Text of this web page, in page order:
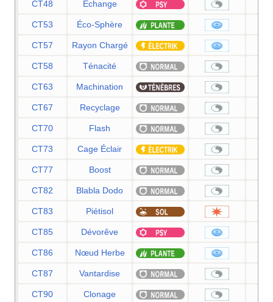
CT48 Échange
CT53 Éco-Sphère
CT57 Rayon Chargé
CT58 Ténacité
CT63 Machination
CT67 Recyclage
CT70 Flash
CT73 Cage Éclair
CT77 Boost
CT82 Blabla Dodo
CT83 Piétisol
CT85 Dévorêve
CT86 Nœud Herbe
CT87 Vantardise
CT90 Clonage